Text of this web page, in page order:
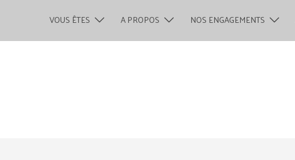
VOUS ÊTES A PROPOS NOS ENGAGEMENTS